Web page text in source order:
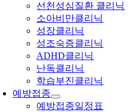
선천성심질환 클리닉
소아비만클리닉
성장클리닉
성조숙증클리닉
ADHD클리닉
난독클리닉
학습부진클리닉
예방접종
예방접종일정표